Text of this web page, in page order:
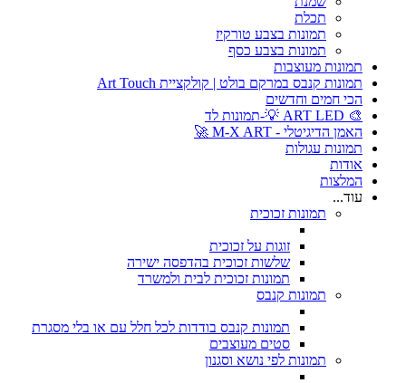
תכלת
תמונות בצבע טורקיז
תמונות בצבע כסף
תמונות מעוצבות
תמונות קנבס במרקם בולט | קולקציית Art Touch
הכי חמים וחדשים
🎨 ART LED 💡-תמונות לד
האמן הדיגיטלי - M-X ART 🚀
תמונות עגולות
אודות
המלצות
עוד...
תמונות זכוכית
זוגות על זכוכית
שלשות זכוכית בהדפסה ישירה
תמונות זכוכית לבית ולמשרד
תמונות קנבס
תמונות קנבס בודדות לכל חלל עם או בלי מסגרת
סטים מעוצבים
תמונות לפי נושא וסגנון